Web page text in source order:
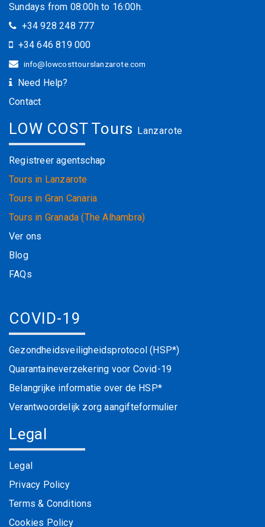
Sundays from 08:00h to 16:00h.
+34 928 248 777
+34 646 819 000
info@lowcosttourslanzarote.com
Need Help?
Contact
LOW COST Tours Lanzarote
Registreer agentschap
Tours in Lanzarote
Tours in Gran Canaria
Tours in Granada (The Alhambra)
Ver ons
Blog
FAQs
COVID-19
Gezondheidsveiligheidsprotocol (HSP*)
Quarantaineverzekering voor Covid-19
Belangrijke informatie over de HSP*
Verantwoordelijk zorg aangifteformulier
Legal
Legal
Privacy Policy
Terms & Conditions
Cookies Policy